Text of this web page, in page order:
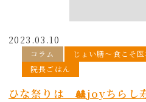
2023.03.10
コラム じょい膳〜食こそ
院長ごはん
ひな祭りは 🎎joyちらし